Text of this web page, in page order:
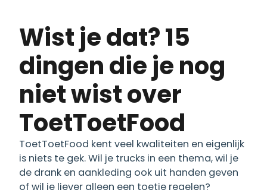
Wist je dat? 15
dingen die je nog
niet wist over
ToetToetFood
ToetToetFood kent veel kwaliteiten en eigenlijk
is niets te gek. Wil je trucks in een thema, wil je
de drank en aankleding ook uit handen geven
of wil je liever alleen een toetje regelen?